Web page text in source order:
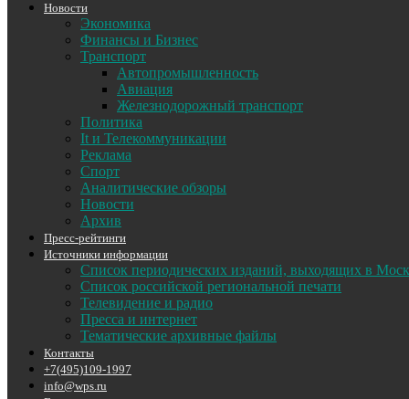
Новости
Экономика
Финансы и Бизнес
Транспорт
Автопромышленность
Авиация
Железнодорожный транспорт
Политика
It и Телекоммуникации
Реклама
Спорт
Аналитические обзоры
Новости
Архив
Пресс-рейтинги
Источники информации
Список периодических изданий, выходящих в
Список российской региональной печати
Телевидение и радио
Пресса и интернет
Тематические архивные файлы
Контакты
+7(495)109-1997
info@wps.ru